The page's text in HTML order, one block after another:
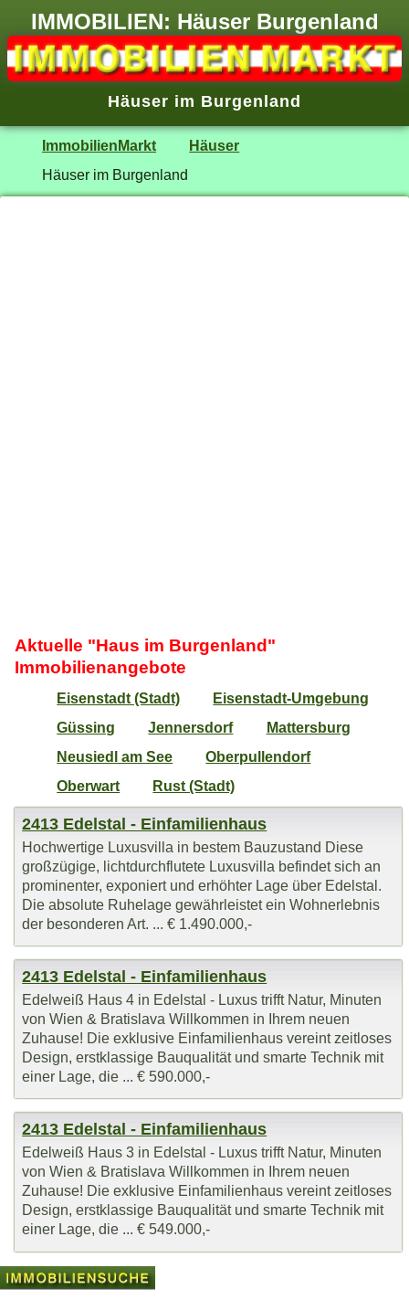
IMMOBILIEN: Häuser Burgenland
Häuser im Burgenland
ImmobilienMarkt
Häuser
Häuser im Burgenland
Aktuelle "Haus im Burgenland"
Immobilienangebote
Eisenstadt (Stadt)
Eisenstadt-Umgebung
Güssing
Jennersdorf
Mattersburg
Neusiedl am See
Oberpullendorf
Oberwart
Rust (Stadt)
2413 Edelstal - Einfamilienhaus
Hochwertige Luxusvilla in bestem Bauzustand Diese
großzügige, lichtdurchflutete Luxusvilla befindet sich an
prominenter, exponiert und erhöhter Lage über Edelstal.
Die absolute Ruhelage gewährleistet ein Wohnerlebnis
der besonderen Art. ... € 1.490.000,-
2413 Edelstal - Einfamilienhaus
Edelweiß Haus 4 in Edelstal - Luxus trifft Natur, Minuten
von Wien & Bratislava Willkommen in Ihrem neuen
Zuhause! Die exklusive Einfamilienhaus vereint zeitloses
Design, erstklassige Bauqualität und smarte Technik mit
einer Lage, die ... € 590.000,-
2413 Edelstal - Einfamilienhaus
Edelweiß Haus 3 in Edelstal - Luxus trifft Natur, Minuten
von Wien & Bratislava Willkommen in Ihrem neuen
Zuhause! Die exklusive Einfamilienhaus vereint zeitloses
Design, erstklassige Bauqualität und smarte Technik mit
einer Lage, die ... € 549.000,-